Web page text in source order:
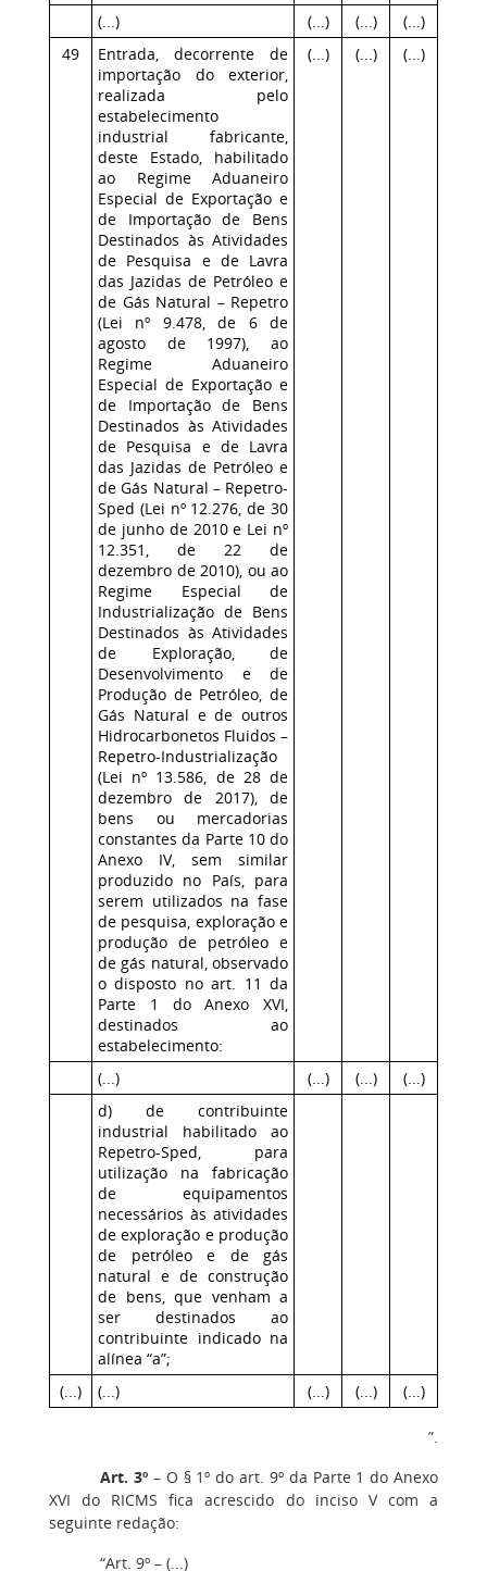
(...) (...) (...)
(...)
49
Entrada, decorrente de
importação do exterior,
realizada pelo
estabelecimento
industrial fabricante,
deste Estado, habilitado
ao Regime Aduaneiro
Especial de Exportação e
de Importação de Bens
Destinados às Atividades
de Pesquisa e de Lavra
das Jazidas de Petróleo e
de Gás Natural – Repetro
(Lei nº 9.478, de 6 de
agosto de 1997), ao
Regime Aduaneiro
Especial de Exportação e
de Importação de Bens
Destinados às Atividades
de Pesquisa e de Lavra
das Jazidas de Petróleo e
de Gás Natural – Repetro-
Sped (Lei nº 12.276, de 30
de junho de 2010 e Lei nº
12.351, de 22 de
dezembro de 2010), ou ao
Regime Especial de
Industrialização de Bens
Destinados às Atividades
de Exploração, de
Desenvolvimento e de
Produção de Petróleo, de
Gás Natural e de outros
Hidrocarbonetos Fluidos –
Repetro-Industrialização
(Lei nº 13.586, de 28 de
dezembro de 2017), de
bens ou mercadorias
constantes da Parte 10 do
Anexo IV, sem similar
produzido no País, para
serem utilizados na fase
de pesquisa, exploração e
produção de petróleo e
de gás natural, observado
o disposto no art. 11 da
Parte 1 do Anexo XVI,
destinados ao
estabelecimento:
(...) (...) (...)
(...) (...) (...)
(...)
d) de contribuinte
industrial habilitado ao
Repetro-Sped, para
utilização na fabricação
de equipamentos
necessários às atividades
de exploração e produção
de petróleo e de gás
natural e de construção
de bens, que venham a
ser destinados ao
contribuinte indicado na
alínea “a”;
(...)
(...) (...) (...) (...)
”.
Art. 3º – O § 1º do art. 9º da Parte 1 do Anexo
XVI do RICMS fica acrescido do inciso V com a
seguinte redação:
“Art. 9º – (...)